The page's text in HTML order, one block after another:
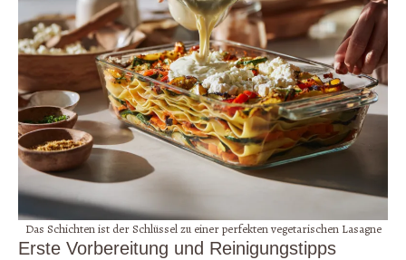
Das Schichten ist der Schlüssel zu einer perfekten vegetarischen Lasagne
Erste Vorbereitung und Reinigungstipps